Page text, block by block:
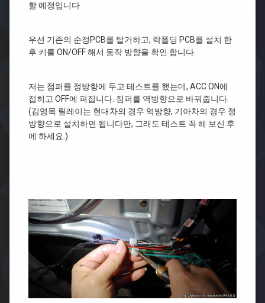
할 예정입니다.
우선 기존의 순정PCB를 탈거하고, 락폴딩 PCB를 설치 한
후 키를 ON/OFF 해서 동작 방향을 확인 합니다.
저는 점퍼를 정방향에 두고 테스트를 했는데, ACC ON에
접히고 OFF에 펴집니다. 점퍼를 역방향으로 바꿔줍니다.
(김영목 릴레이는 현대차의 경우 역방향, 기아차의 경우 정
방향으로 설치하면 됩니다만, 그래도 테스트 꼭 해 보신 후
에 하세요.)